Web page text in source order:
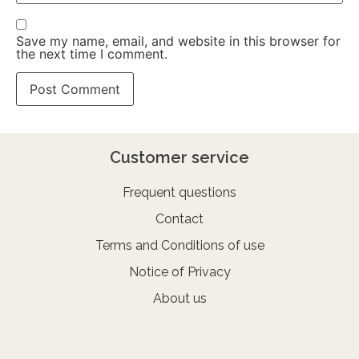
Save my name, email, and website in this browser for
the next time I comment.
Customer service
Frequent questions
Contact
Terms and Conditions of use
Notice of Privacy
About us